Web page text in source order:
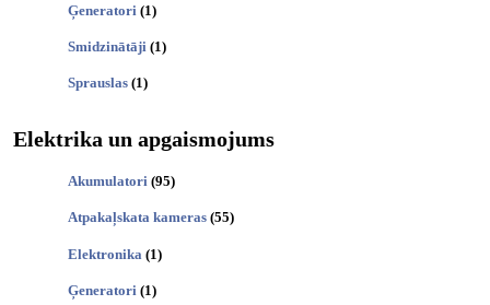
Ģeneratori (1)
Smidzinātāji (1)
Sprauslas (1)
Elektrika un apgaismojums
Akumulatori (95)
Atpakaļskata kameras (55)
Elektronika (1)
Ģeneratori (1)